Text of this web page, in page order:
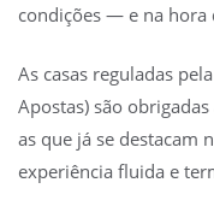
condições — e na hora
As casas reguladas
Apostas) são
as que já se destacam
experiência fluida e